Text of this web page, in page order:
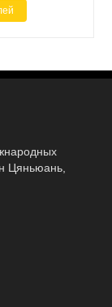
Цяньюань,